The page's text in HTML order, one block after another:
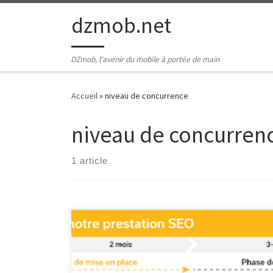
Passer au contenudzmob.net
DZmob, l'avenir du mobile à portée de main
Accueil»niveau de concurrence
niveau de
1 article
Référencement Google : Comprendre les Prix et les
Enjeux Le référencement sur Google est un aspect
crucial pour toute entreprise cherchant à se